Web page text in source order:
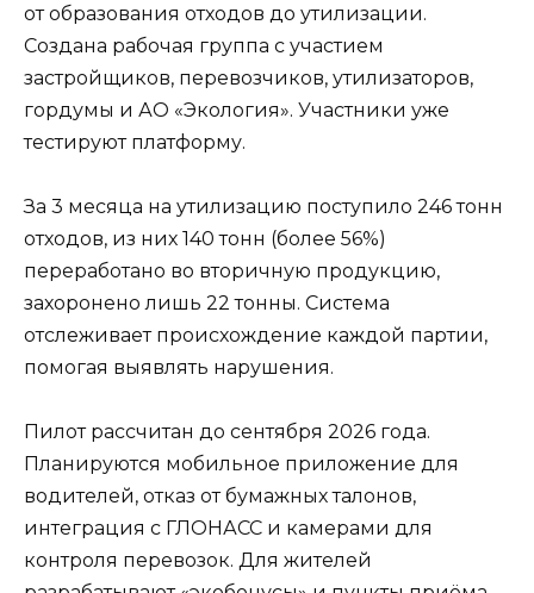
от образования отходов до утилизации.
Создана рабочая группа с участием
застройщиков, перевозчиков, утилизаторов,
гордумы и АО «Экология». Участники уже
тестируют платформу.
За 3 месяца на утилизацию поступило 246 тонн
отходов, из них 140 тонн (более 56%)
переработано во вторичную продукцию,
захоронено лишь 22 тонны. Система
отслеживает происхождение каждой партии,
помогая выявлять нарушения.
Пилот рассчитан до сентября 2026 года.
Планируются мобильное приложение для
водителей, отказ от бумажных талонов,
интеграция с ГЛОНАСС и камерами для
контроля перевозок. Для жителей